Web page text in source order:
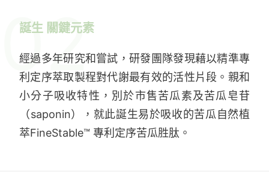
02
誕生 關鍵元素
經過多年研究和嘗試，研發團隊發現藉以精準專
利定序萃取製程對代謝最有效的活性片段。親和
小分子吸收特性，別於市售苦瓜素及苦瓜皂苷
（saponin），就此誕生易於吸收的苦瓜自然植
萃FineStable™ 專利定序苦瓜胜肽。